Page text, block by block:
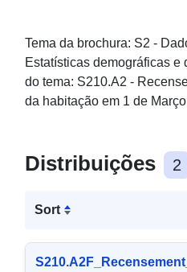
Tema da brochura: S2 -
Estatísticas demográficas e
do tema: S210.A2 -
da habitação em 1 de
Distribuições 2
Sort